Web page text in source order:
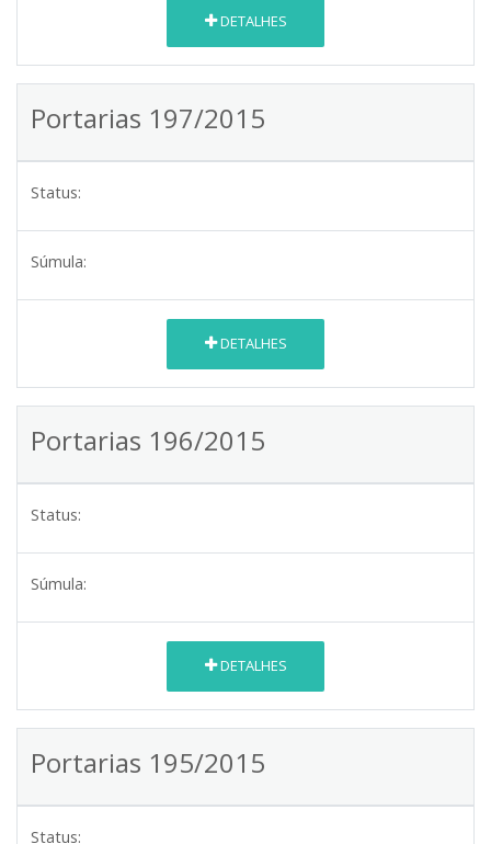
DETALHES
Portarias 197/2015
Status:
Súmula:
DETALHES
Portarias 196/2015
Status:
Súmula:
DETALHES
Portarias 195/2015
Status: